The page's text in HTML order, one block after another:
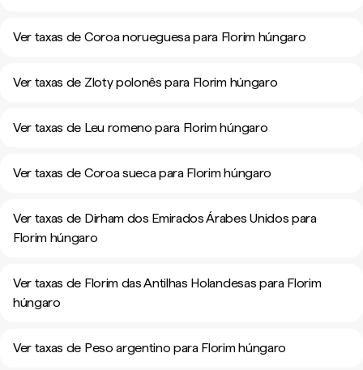
Ver taxas de Coroa norueguesa para Florim húngaro
Ver taxas de Zloty polonês para Florim húngaro
Ver taxas de Leu romeno para Florim húngaro
Ver taxas de Coroa sueca para Florim húngaro
Ver taxas de Dirham dos Emirados Árabes Unidos para
Florim húngaro
Ver taxas de Florim das Antilhas Holandesas para Florim
húngaro
Ver taxas de Peso argentino para Florim húngaro